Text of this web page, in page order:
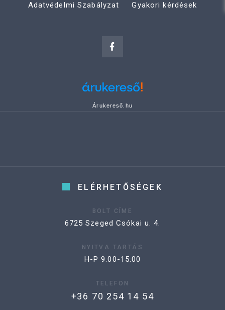
Adatvédelmi Szabályzat
Gyakori kérdések
Árukereső.hu
ELÉRHETŐSÉGEK
BOLT CÍME
6725 Szeged Csókai u. 4.
NYITVA TARTÁS
H-P 9:00-15:00
TELEFON
+36 70 254 14 54